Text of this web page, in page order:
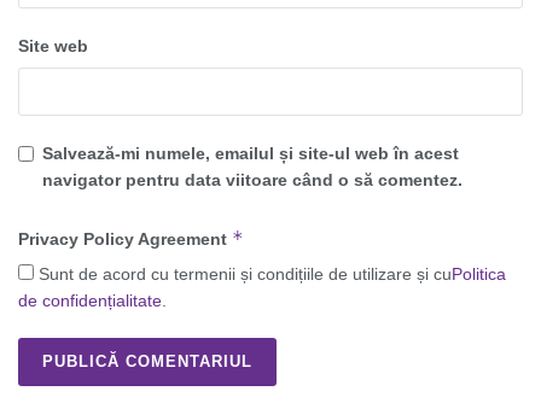
Site web
Salvează-mi numele, emailul și site-ul web în acest
navigator pentru data viitoare când o să comentez.
Privacy Policy Agreement *
Sunt de acord cu termenii și condițiile de utilizare și cuPolitica
de confidențialitate.